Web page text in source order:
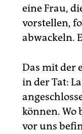
eine Frau,
vorstellen,
abwackeln.
Das mit der
in der Tat:
können. Wo
vor uns